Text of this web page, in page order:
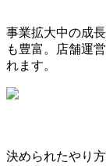
事業拡大中の成
も豊富。店舗運
れます。
決められたやり